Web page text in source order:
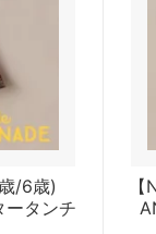
/6歳)
ータンチ